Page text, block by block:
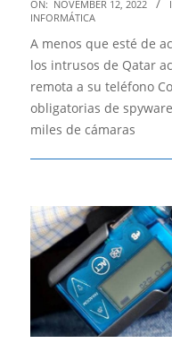
11-
12
ON: NOVEMBER 12, 2022
INFORMÁTICA
A menos que esté de
los intrusos de Qatar
remota a su teléfono
obligatorias de
miles de cámaras